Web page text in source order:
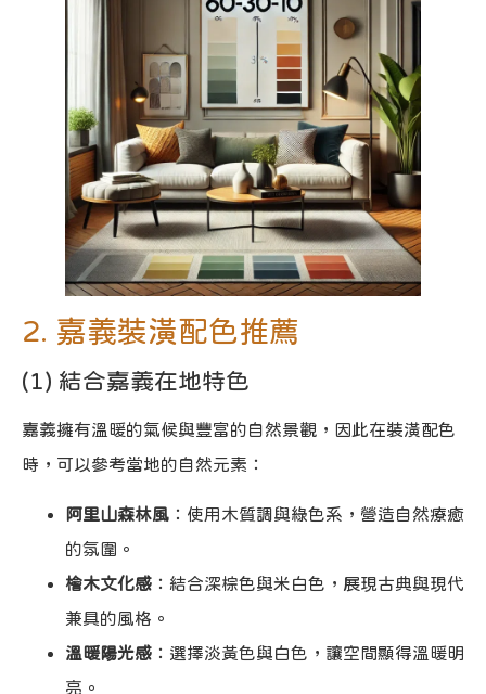
2. 嘉義裝潢配色推薦
(1) 結合嘉義在地特色
嘉義擁有溫暖的氣候與豐富的自然景觀，因此在裝潢配色
時，可以參考當地的自然元素：
阿里山森林風 ：使用木質調與綠色系，營造自然療癒
的氛圍。
檜木文化感 ：結合深棕色與米白色，展現古典與現代
兼具的風格。
溫暖陽光感 ：選擇淡黃色與白色，讓空間顯得溫暖明
亮。